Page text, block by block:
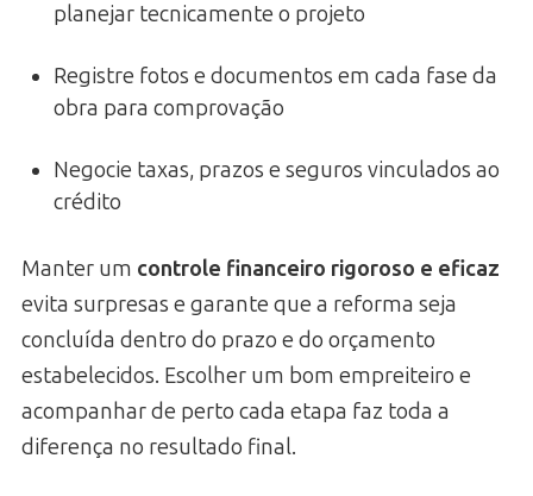
planejar tecnicamente o projeto
Registre fotos e documentos em cada fase da
obra para comprovação
Negocie taxas, prazos e seguros vinculados ao
crédito
Manter um controle financeiro rigoroso e eficaz
evita surpresas e garante que a reforma seja
concluída dentro do prazo e do orçamento
estabelecidos. Escolher um bom empreiteiro e
acompanhar de perto cada etapa faz toda a
diferença no resultado final.